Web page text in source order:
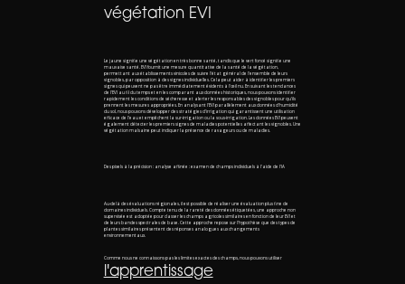
végétation EVI
Le jaune signifie une végétation en très bonne santé, tandis que le vert foncé signifie une
mauvaise santé. EVI fournit une mesure quantitative de la santé de la végétation,
permettant aux établissements vinicoles de suivre l'état général de l'ensemble de leurs
vignobles, par opposition à des vignes individuelles. Cela peut aider à identifier les premiers
signes qui peuvent ne pas être immédiatement évidents à l'œil nu. En suivant les tendances
de l'EVI au fil du temps et en les comparant aux données historiques, nous pouvons identifier
rapidement les conditions de sécheresse et alerter les responsables des vignobles pour qu'ils
prennent les mesures appropriées. En analysant l'EVI parallèlement aux données d'humidité
du sol, nous pouvons développer des stratégies d'irrigation qui garantissent une utilisation
efficace de l'eau et empêchent la sur-irrigation ou la sous-irrigation. Les données EVI peuvent
également détecter les premiers signes de maladies potentielles affectant les vignobles. Une
végétation malsaine peut indiquer la présence de ravageurs ou de maladies.
Des pixels à la précision : analyse affinée : examen de champs individuels à l'aide de l'IA
Au-delà des évaluations régionales, il est possible de réaliser une évaluation plus fine de
domaines individuels. Compte tenu de la rareté des données étiquetées, une approche non
supervisée est adoptée pour classer les champs agricoles similaires en fonction de leur EVI et
de leurs bandes spectrales de base. Cette approche repose sur l'hypothèse que des types de
plantes similaires présentent des réponses analogues aux changements
environnementaux.
Comme nous ne connaissons pas les limites exactes des champs, nous pouvons utiliser
l'apprentissage